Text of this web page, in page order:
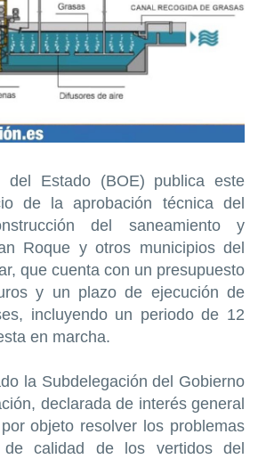
del Estado (BOE) publica este
de la aprobación técnica del
del saneamiento y
Roque y otros municipios del
que cuenta con un presupuesto
y un plazo de ejecución de
incluyendo un periodo de 12
en marcha.
la Subdelegación del Gobierno
declarada de interés general
objeto resolver los problemas
calidad de los vertidos del